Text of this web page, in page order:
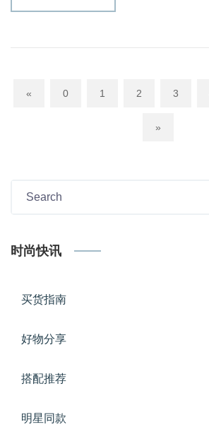
« 0 1 2 3
»
时尚快讯
买货指南
好物分享
搭配推荐
明星同款